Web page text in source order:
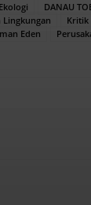
DANAU
Lingkungan
Kritik
Eden